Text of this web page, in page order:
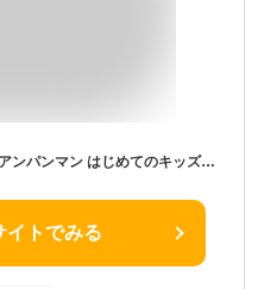
アガツマ おうたもあいうえおも！アンパンマン はじめてのキッズタブレット
イトでみる